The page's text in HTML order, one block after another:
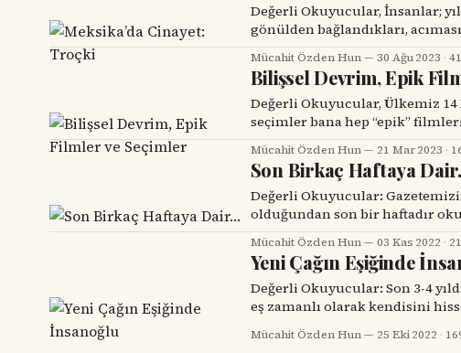
Değerli Okuyucular, İnsanlar;
gönülden bağlandıkları,
asla bilemezler. Ayrıca, böyle
boyutunu ve etkisini de tahmin
“78 Kuşağı” olarak bilinen
Mücahit Özden Hun 30 Ağu 2023 ·
Bilişsel Devrim, Epik
Değerli Okuyucular, Ülkemiz 14 Mayıs’ta erken bir seçime gidiyor. Türkiye’deki
seçimler bana hep “epik”
seçmen oldum, oy kullandım.
da izleyicisi durumundaydım. Şuna tanık oldum: Ülkemizde bir gerçeklik kendisini
hep tekrar etmiştir.
Mücahit Özden Hun 21 Mar 2023 ·
Son Birkaç Haftaya
Değerli Okuyucular: Gazetemizin sunucu bilgisayarına (server) “virüs” musallat
olduğundan son bir haftadır
erişim sağlayamadılar.
bilgisayarların çalışmasına engel
seferki köşe yazımı kısa
Mücahit Özden Hun 03 Kas 2022 ·
Yeni Çağın Eşiğinde
Değerli Okuyucular: Son 3-4
eş zamanlı olarak kendisini
karamsarlığı her bireyin
İnsanoğlunun kendisini daha
Mücahit Özden Hun 25 Eki 2022 ·